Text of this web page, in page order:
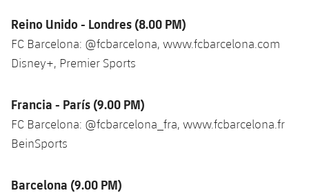
Reino Unido - Londres (8.00 PM)
FC Barcelona: @fcbarcelona, www.fcbarcelona.com
Disney+, Premier Sports
Francia - París (9.00 PM)
FC Barcelona: @fcbarcelona_fra, www.fcbarcelona.fr
BeinSports
Barcelona (9.00 PM)